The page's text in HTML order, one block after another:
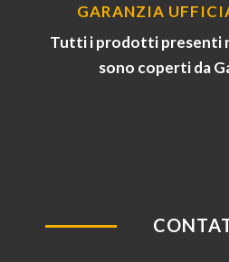
GARANZIA
Tutti i prodotti presenti
sono coperti da